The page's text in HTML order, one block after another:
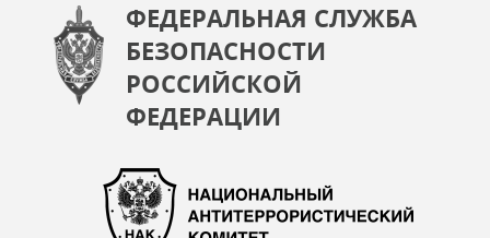
ФЕДЕРАЛЬНАЯ СЛУЖБА
БЕЗОПАСНОСТИ
РОССИЙСКОЙ
ФЕДЕРАЦИИ